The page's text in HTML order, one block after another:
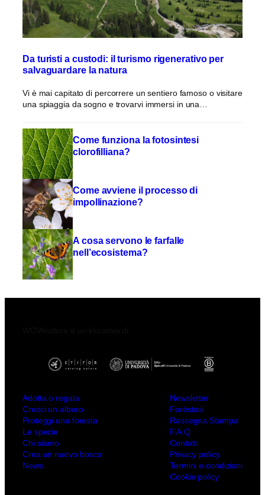
Da turisti a custodi: il turismo rigenerativo per
salvaguardare la natura
Vi è mai capitato di percorrere un sentiero famoso o visitare
una spiaggia da sogno e trovarvi immersi in una…
Come funziona la fotosintesi
clorofilliana?
Come avviene il processo di
impollinazione?
A cosa servono le farfalle
nell’ecosistema?
Adotta o regala
Cresci un albero
Proteggi una foresta
Le specie
Chi siamo
Crea un nuovo bosco
News
Newsletter
Forèstasi
Rassegna Stampa
F.A.Q.
Contatti
Privacy policy
Termini e condizioni
Cookie policy